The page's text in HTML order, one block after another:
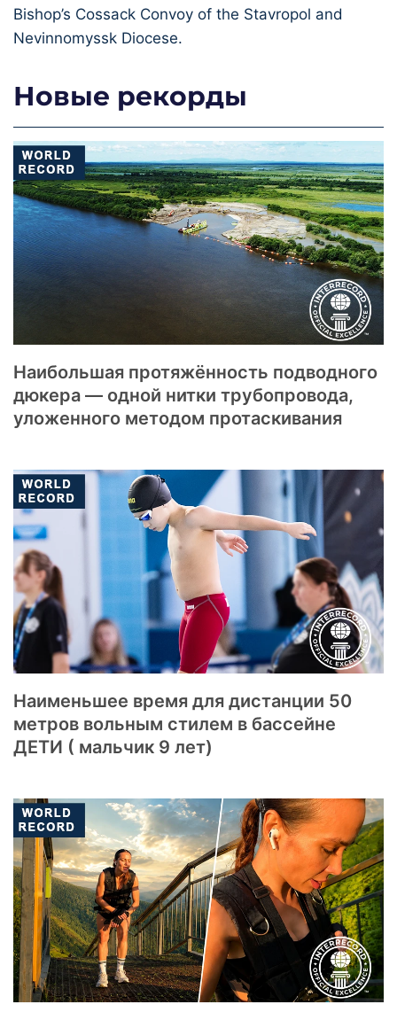
Bishop’s Cossack Convoy of the Stavropol and
Nevinnomyssk Diocese.
Новые рекорды
Наибольшая протяжённость подводного
дюкера — одной нитки трубопровода,
уложенного методом протаскивания
Наименьшее время для дистанции 50
метров вольным стилем в бассейне
ДЕТИ ( мальчик 9 лет)